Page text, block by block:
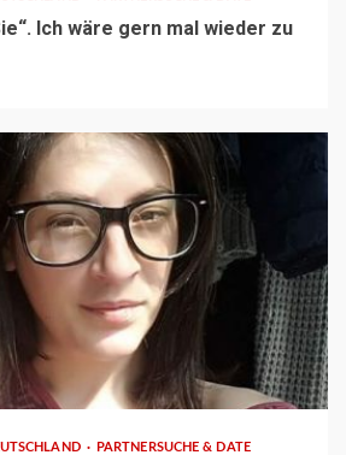
Ich wäre gern mal wieder zu
PARTNERSUCHE & DATE